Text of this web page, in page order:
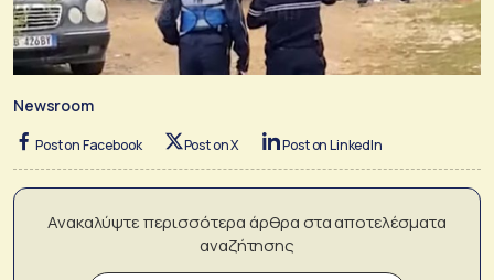
Newsroom
Post on Facebook Post on X Post on LinkedIn
Ανακαλύψτε περισσότερα άρθρα στα αποτελέσματα
αναζήτησης